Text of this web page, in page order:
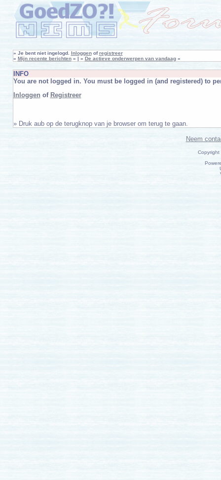
» Je bent niet ingelogd. Inloggenofregistreer
» Mijn recente berichten« | » De actieve onderwerpen van vandaag«
INFO
You are not logged in. You must be logged in (and registered) to
Inloggen of Registreer
» Druk aub op de terugknop van je browser om terug te gaan.
Neem
Copyright